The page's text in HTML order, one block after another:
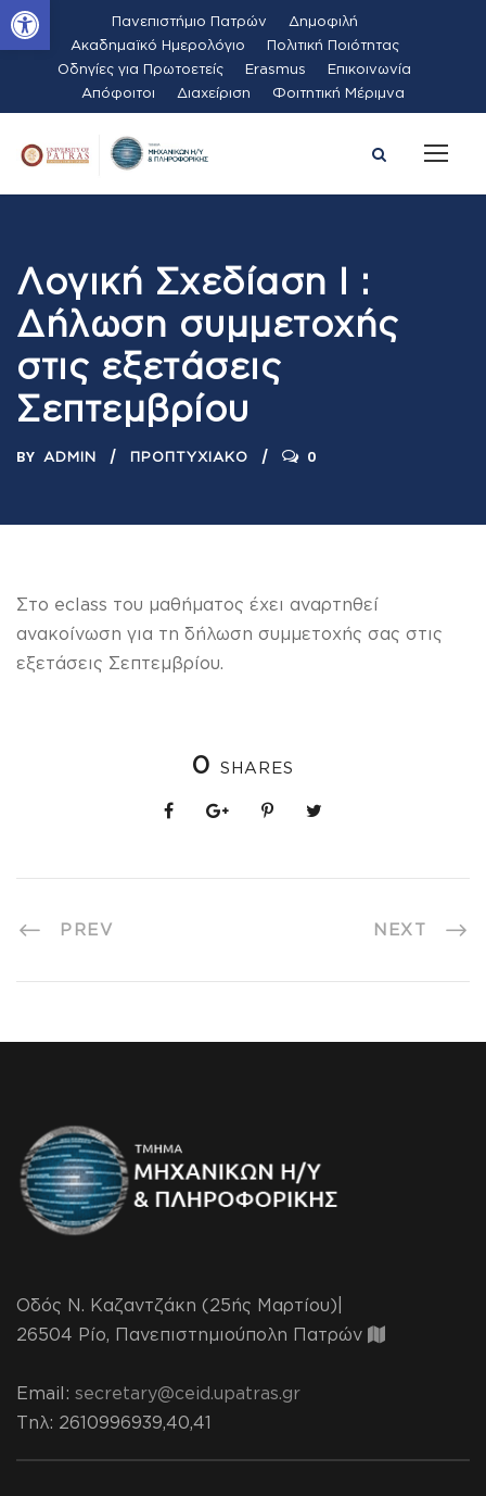
Ανοίξτε τη γραμμή εργαλείων Πανεπιστήμιο Πατρών
Δημοφιλή
Ακαδημαϊκό Ημερολόγιο
Πολιτική Ποιότητας
Οδηγίες για Πρωτοετείς
Erasmus
Επικοινωνία
Απόφοιτοι
Διαχείριση Φοιτητική Μέριμνα
Λογική Σχεδίαση Ι :
Δήλωση συμμετοχής
στις εξετάσεις
Σεπτεμβρίου
BY ADMIN ΠΡΟΠΤΥΧΙΑΚΌ 0
Στο eclass του μαθήματος έχει αναρτηθεί
ανακοίνωση για τη δήλωση συμμετοχής σας στις
εξετάσεις Σεπτεμβρίου.
0 SHARES
PREV NEXT
Οδός Ν. Καζαντζάκη (25ής Μαρτίου)|
26504 Ρίο, Πανεπιστημιούπολη Πατρών
Email: secretary@ceid.upatras.gr
Τηλ: 2610996939,40,41